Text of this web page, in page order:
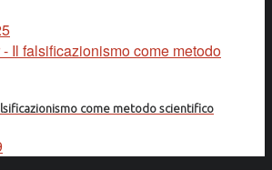
come metodo scientifico